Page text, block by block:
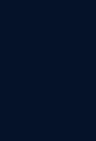
përbëra
si
U
realizimi